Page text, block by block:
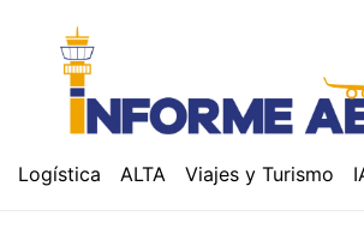
Logística ALTA Viajes y Turismo